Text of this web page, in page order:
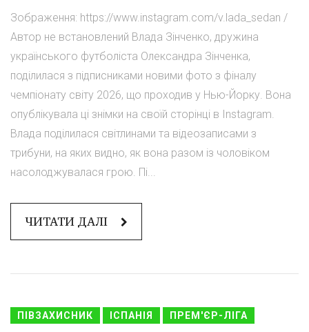
Зображення: https://www.instagram.com/v.lada_sedan /
Автор не встановлений Влада Зінченко, дружина
українського футболіста Олександра Зінченка,
поділилася з підписниками новими фото з фіналу
чемпіонату світу 2026, що проходив у Нью-Йорку. Вона
опублікувала ці знімки на своїй сторінці в Instagram.
Влада поділилася світлинами та відеозаписами з
трибуни, на яких видно, як вона разом із чоловіком
насолоджувалася грою. Пі...
ЧИТАТИ ДАЛІ
ПІВЗАХИСНИК ІСПАНІЯ ПРЕМ'ЄР-ЛІГА